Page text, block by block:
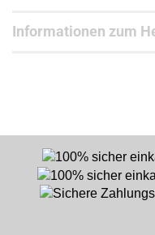
Informationen zum